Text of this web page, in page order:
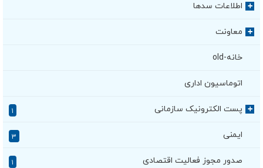
+ اطلاعات سدها
+ معاونت
خانه-old
اتوماسیون اداری
+ پست الکترونیک سازمانی
ایمنی ۳
صدور مجوز فعالیت اقتصادی